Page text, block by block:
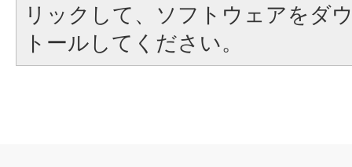
リックして、ソフトウェアをダ
トールしてください。